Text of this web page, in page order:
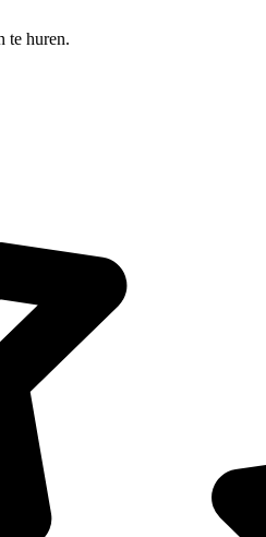
te huren.